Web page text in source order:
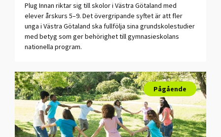
Plug Innan riktar sig till skolor i Västra Götaland med
elever årskurs 5–9. Det övergripande syftet är att fler
unga i Västra Götaland ska fullfölja sina grundskolestudier
med betyg som ger behörighet till gymnasieskolans
nationella program.
Pågående